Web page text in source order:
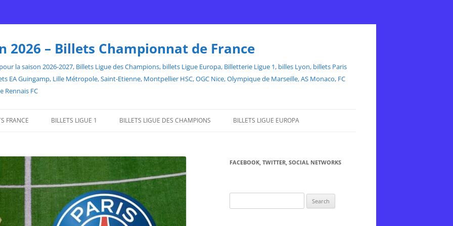
2026 – Billets Championnat de France
la saison 2026-2027, Billets Ligue des Champions, billets Ligue Europa, Billetterie Ligue 1, billes Lyon, billets Paris
EA Guingamp, Lille Métropole, Saint-Etienne, Montpellier HSC, OGC Nice, Olympique de Marseille, AS Monaco, FC
Rennais FC
FRANCE BILLETS LIGUE 1 BILLETS LIGUE DES CHAMPIONS BILLETS LIGUE EUROPA
FACEBOOK, TWITTER, SOCIAL NETWORKS
for: